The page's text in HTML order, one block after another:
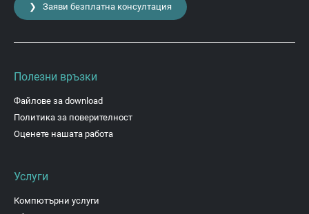
❯ Заяви безплатна консултация
Полезни връзки
Файлове за download
Политика за поверителност
Оценете нашата работа
Услуги
Компютърни услуги